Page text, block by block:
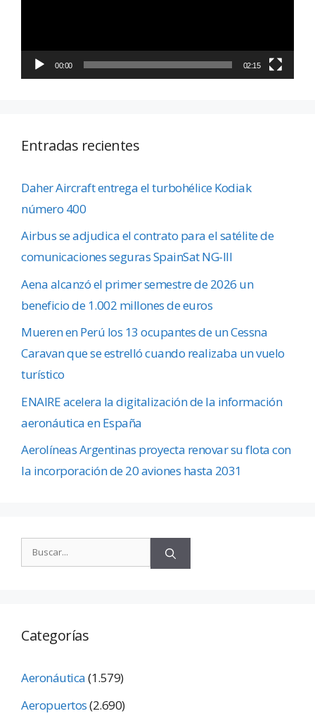
00:00 02:15
Entradas recientes
Daher Aircraft entrega el turbohélice Kodiak
número 400
Airbus se adjudica el contrato para el satélite de
comunicaciones seguras SpainSat NG-III
Aena alcanzó el primer semestre de 2026 un
beneficio de 1.002 millones de euros
Mueren en Perú los 13 ocupantes de un Cessna
Caravan que se estrelló cuando realizaba un vuelo
turístico
ENAIRE acelera la digitalización de la información
aeronáutica en España
Aerolíneas Argentinas proyecta renovar su flota con
la incorporación de 20 aviones hasta 2031
Categorías
Aeronáutica(1.579)
Aeropuertos(2.690)